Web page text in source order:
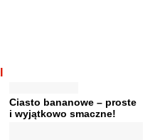
Ciasto bananowe – proste
i wyjątkowo smaczne!